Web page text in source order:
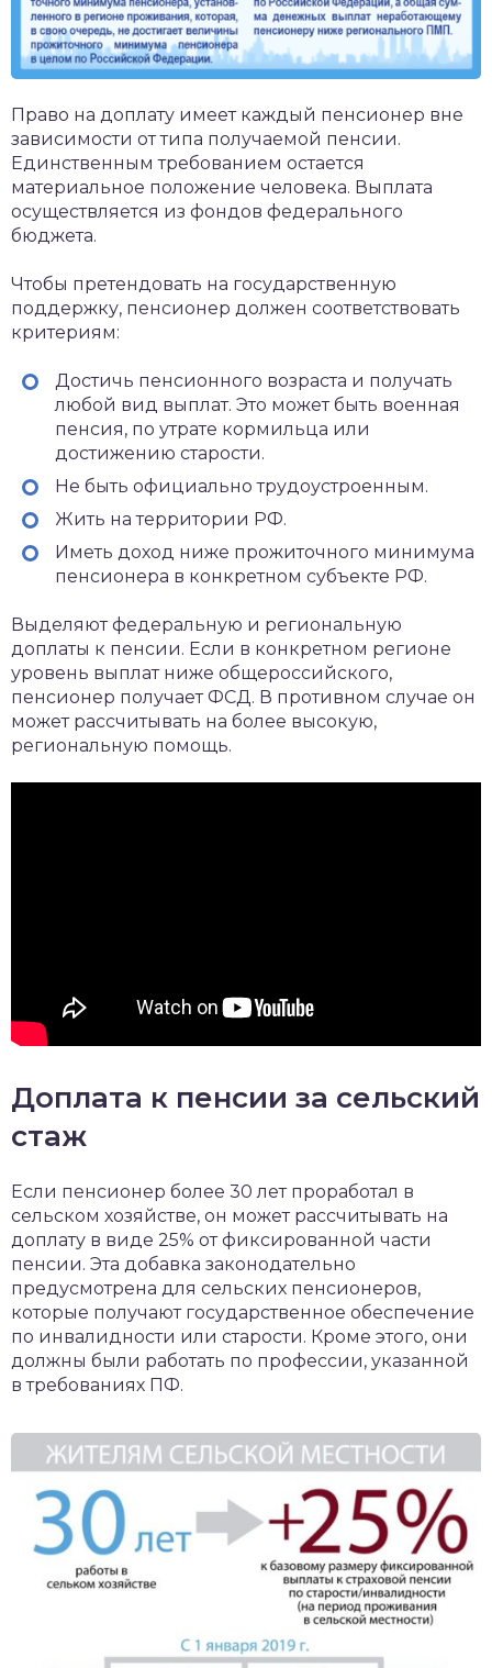
Право на доплату имеет каждый пенсионер вне
зависимости от типа получаемой пенсии.
Единственным требованием остается
материальное положение человека. Выплата
осуществляется из фондов федерального
бюджета.
Чтобы претендовать на государственную
поддержку, пенсионер должен соответствовать
критериям:
Достичь пенсионного возраста и получать
любой вид выплат. Это может быть военная
пенсия, по утрате кормильца или
достижению старости.
Не быть официально трудоустроенным.
Жить на территории РФ.
Иметь доход ниже прожиточного минимума
пенсионера в конкретном субъекте РФ.
Выделяют федеральную и региональную
доплаты к пенсии. Если в конкретном регионе
уровень выплат ниже общероссийского,
пенсионер получает ФСД. В противном случае он
может рассчитывать на более высокую,
региональную помощь.
Доплата к пенсии за сельский
стаж
Если пенсионер более 30 лет проработал в
сельском хозяйстве, он может рассчитывать на
доплату в виде 25% от фиксированной части
пенсии. Эта добавка законодательно
предусмотрена для сельских пенсионеров,
которые получают государственное обеспечение
по инвалидности или старости. Кроме этого, они
должны были работать по профессии, указанной
в требованиях ПФ.